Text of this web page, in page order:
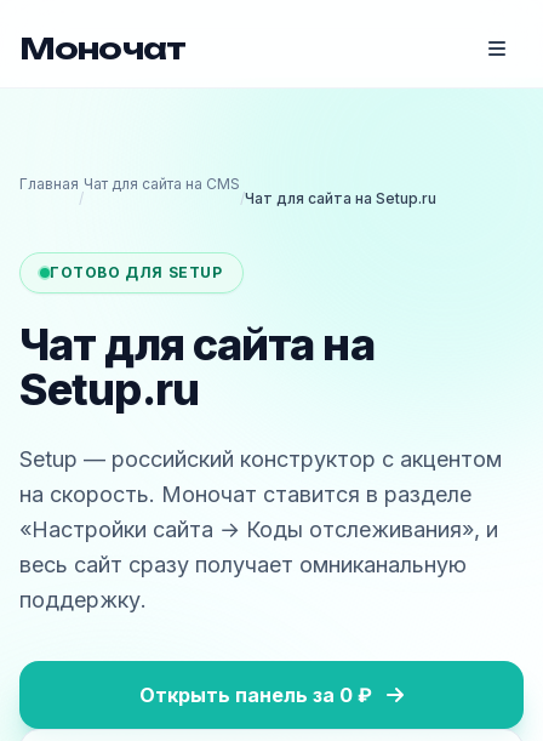
Моночат
Главная
/
Чат для сайта на CMS
/Чат для сайта на Setup.ru
ГОТОВО ДЛЯ SETUP
Чат для сайта на
Setup.ru
Setup — российский конструктор с акцентом
на скорость. Моночат ставится в разделе
«Настройки сайта → Коды отслеживания», и
весь сайт сразу получает омниканальную
поддержку.
Открыть панель за 0 ₽